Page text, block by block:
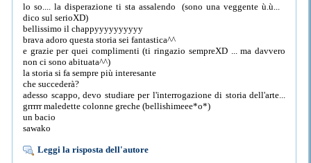
lo so.... la disperazione ti sta assalendo (sono una veggente ù.ù...
dico sul serioXD)
bellissimo il chappyyyyyyyyyy
brava adoro questa storia sei fantastica^^
e grazie per quei complimenti (ti ringazio sempreXD ... ma davvero
non ci sono abituata^^)
la storia si fa sempre più interesante
che succederà?
adesso scappo, devo studiare per l'interrogazione di storia dell'arte...
grrrrr maledette colonne greche (bellishimeee*o*)
un bacio
sawako
Leggi la risposta dell'autore